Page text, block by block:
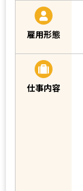
雇用形態
仕事内容